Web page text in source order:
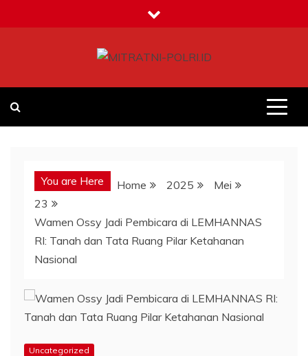
to
You are Here Home 2025
Mei
23
Wamen Ossy Jadi Pembicara di LEMHANNAS
RI: Tanah dan Tata Ruang Pilar Ketahanan
Nasional
Uncategorized